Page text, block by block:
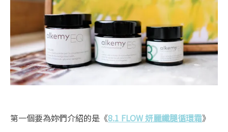
第一個要為妳們介紹的是《8.1 FLOW 妍麗纖腿循環霜》